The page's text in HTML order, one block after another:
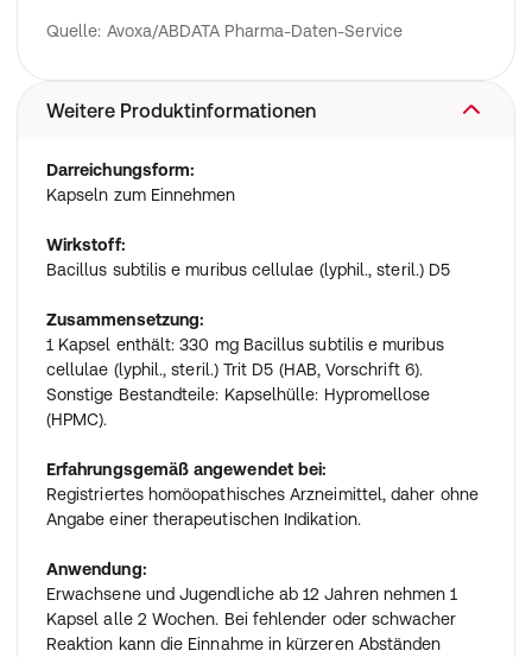
Quelle: Avoxa/ABDATA Pharma-Daten-Service
Weitere Produktinformationen
Darreichungsform:
Kapseln zum Einnehmen
Wirkstoff:
Bacillus subtilis e muribus cellulae (lyphil., steril.) D5
Zusammensetzung:
1 Kapsel enthält: 330 mg Bacillus subtilis e muribus
cellulae (lyphil., steril.) Trit D5 (HAB, Vorschrift 6).
Sonstige Bestandteile: Kapselhülle: Hypromellose
(HPMC).
Erfahrungsgemäß angewendet bei:
Registriertes homöopathisches Arzneimittel, daher ohne
Angabe einer therapeutischen Indikation.
Anwendung:
Erwachsene und Jugendliche ab 12 Jahren nehmen 1
Kapsel alle 2 Wochen. Bei fehlender oder schwacher
Reaktion kann die Einnahme in kürzeren Abständen